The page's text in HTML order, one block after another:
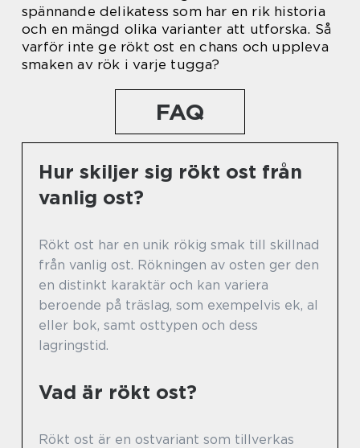
spännande delikatess som har en rik historia
och en mängd olika varianter att utforska. Så
varför inte ge rökt ost en chans och uppleva
smaken av rök i varje tugga?
FAQ
Hur skiljer sig rökt ost från
vanlig ost?
Rökt ost har en unik rökig smak till skillnad
från vanlig ost. Rökningen av osten ger den
en distinkt karaktär och kan variera
beroende på träslag, som exempelvis ek, al
eller bok, samt osttypen och dess
lagringstid.
Vad är rökt ost?
Rökt ost är en ostvariant som tillverkas